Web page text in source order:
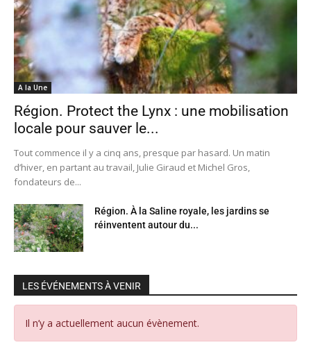
A la Une
Région. Protect the Lynx : une mobilisation
locale pour sauver le...
Tout commence il y a cinq ans, presque par hasard. Un matin
d’hiver, en partant au travail, Julie Giraud et Michel Gros,
fondateurs de...
Région. À la Saline royale, les jardins se
réinventent autour du...
LES ÉVÉNEMENTS À VENIR
Il n’y a actuellement aucun évènement.